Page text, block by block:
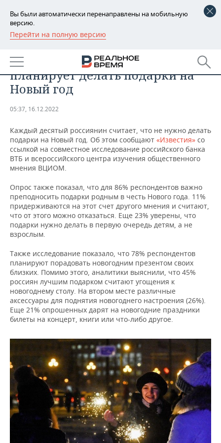
Вы были автоматически перенаправлены на мобильную
версию.
Перейти на полную версию
РЕГИОНЫ
БАШКОРТОСТАН
ТАТАРСТАН
НОВОСТИ
АНАЛИТИКА
ДЕКЛАРАЦИИ О ДОХОДАХ
КОРОЛИ ГОСЗАКАЗА ПФО
ВУЗЫ ТАТАРСТАНА
КОМУ ПРИНАДЛЕЖАТ
ТОРГОВЫЕ ЦЕНТРЫ
ТАТАРСТАНА
НОВОСТИ ЭКОНОМИКИ
ФИНАНСЫ
БАНКИ
БЮДЖЕТ
ИНВЕСТИЦИИ
ПРОМЫШЛЕННОСТЬ
НОВОСТИ
ПРОМЫШЛЕННОСТИ
МАШИНОСТРОЕНИЕ
НЕФТЕХИМИЯ
ОПК
ЭНЕРГЕТИКА
НЕДВИЖИМОСТЬ
НОВОСТИ НЕДВИЖИМОСТИ
АВТО
НОВОСТИ АВТО
БИЗНЕС
НОВОСТИ БИЗНЕСА
РОЗНИЧНАЯ ТОРГОВЛЯ
ТРАНСПОРТ
УСЛУГИ
ТЕХНОЛОГИИ
НОВОСТИ ТЕХНОЛОГИЙ
IT
МЕДИА
ТЕЛЕКОММУНИКАЦИИ
МЕРОПРИЯТИЯ
НОВОСТИ МЕРОПРИЯТИЙ
ВЫЕЗДНАЯ РЕДАКЦИЯ
БИЗНЕС-БРАНЧИ
ОТКРЫТАЯ ЛЕКЦИЯ
СПОРТ
НОВОСТИ СПОРТА
ФУТБОЛ
БАСКЕТБОЛ
ВОЛЕЙБОЛ
КИБЕРСПОРТ
ФИГУРНОЕ КАТАНИЕ
ОБЩЕСТВО
НОВОСТИ ОБЩЕСТВА
ИНФРАСТРУКТУРА
ИСТОРИЯ
КУЛЬТУРА
МЕДИЦИНА
ФОТОГАЛЕРЕЯ
СПРАВОЧНИК
СПИСОК ПЕРСОН
СПИСОК КОМПАНИЙ
ПОЛНАЯ ВЕРСИЯ
Каждый десятый россиянин не
планирует делать подарки на
Новый год
05:37, 16.12.2022
Каждый десятый россиянин считает, что не нужно делать
подарки на Новый год. Об этом сообщают «Известия» со
ссылкой на совместное исследование российского банка
ВТБ и всероссийского центра изучения общественного
мнения ВЦИОМ.
Опрос также показал, что для 86% респондентов важно
преподносить подарки родным в честь Нового года. 11%
придерживаются на этот счет другого мнения и считают,
что от этого можно отказаться. Еще 23% уверены, что
подарки нужно делать в первую очередь детям, а не
взрослым.
Также исследование показало, что 78% респондентов
планируют порадовать новогодним презентом своих
близких. Помимо этого, аналитики выяснили, что 45%
россиян лучшим подарком считают угощения к
новогоднему столу. На втором месте различные
аксессуары для поднятия новогоднего настроения (26%).
Еще 21% опрошенных дарят на новогодние праздники
билеты на концерт, книги или что-либо другое.